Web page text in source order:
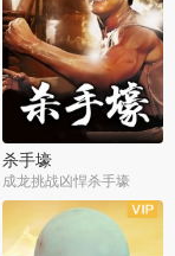
杀手壕
成龙挑战凶悍杀手壕